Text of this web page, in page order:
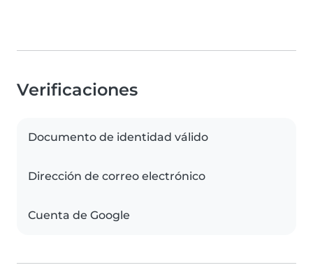
Verificaciones
Documento de identidad válido
Dirección de correo electrónico
Cuenta de Google